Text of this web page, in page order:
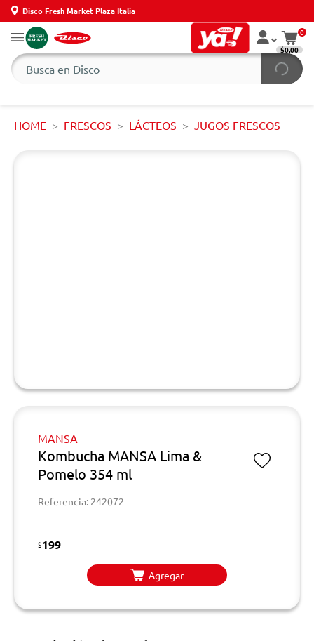
Disco Fresh Market Plaza Italia
0
$0,00
HOME FRESCOS LÁCTEOS JUGOS FRESCOS
MANSA
Kombucha MANSA Lima &
Pomelo 354 ml
Referencia: 242072
$199
Agregar